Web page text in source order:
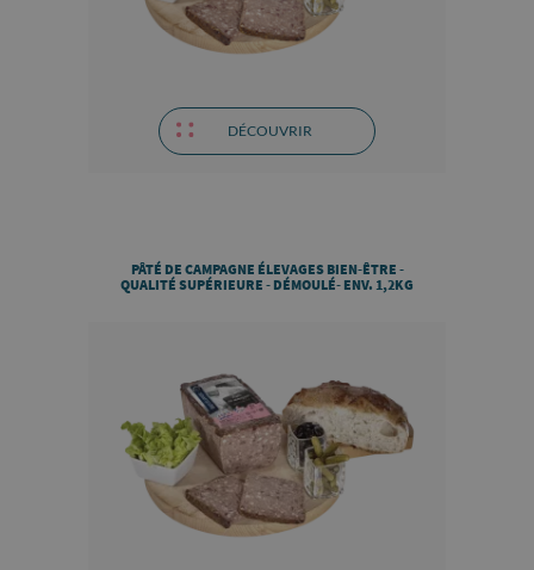
DÉCOUVRIR
PÂTÉ DE CAMPAGNE ÉLEVAGES BIEN-ÊTRE -
QUALITÉ SUPÉRIEURE - DÉMOULÉ- ENV. 1,2KG